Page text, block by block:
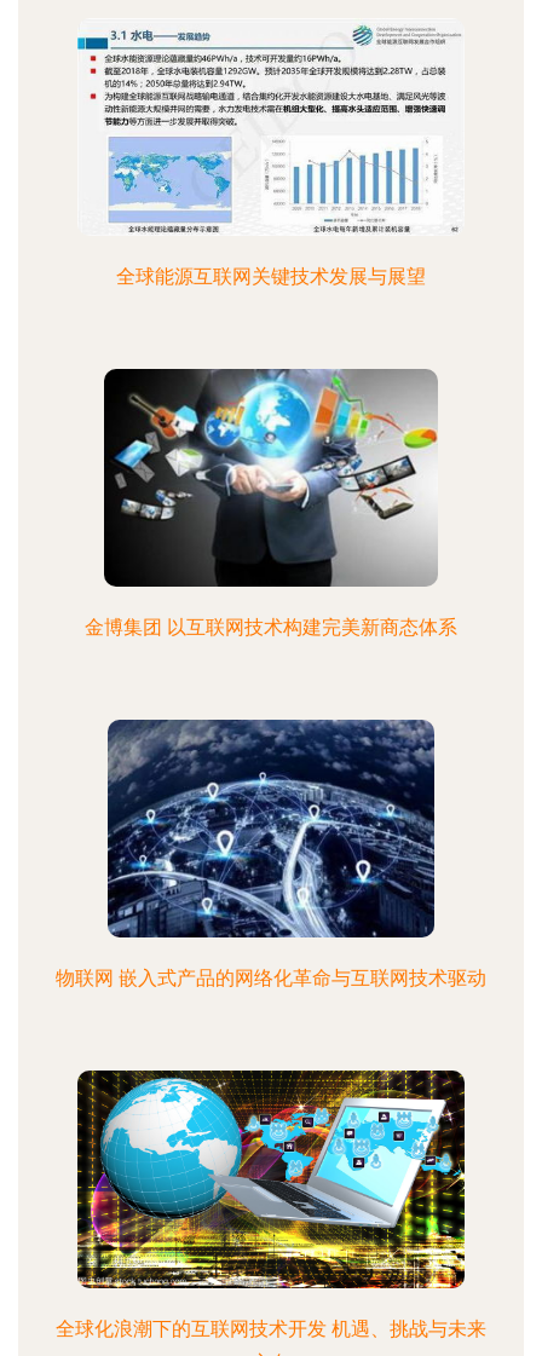
全球能源互联网关键技术发展与展望
金博集团 以互联网技术构建完美新商态体系
物联网 嵌入式产品的网络化革命与互联网技术驱动
全球化浪潮下的互联网技术开发 机遇、挑战与未来